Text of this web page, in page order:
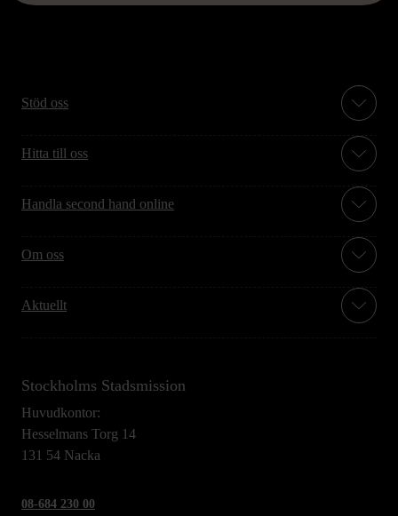
Stöd oss
Hitta till oss
Handla second hand online
Om oss
Aktuellt
Stockholms Stadsmission
Huvudkontor:
Hesselmans Torg 14
131 54 Nacka
08-684 230 00